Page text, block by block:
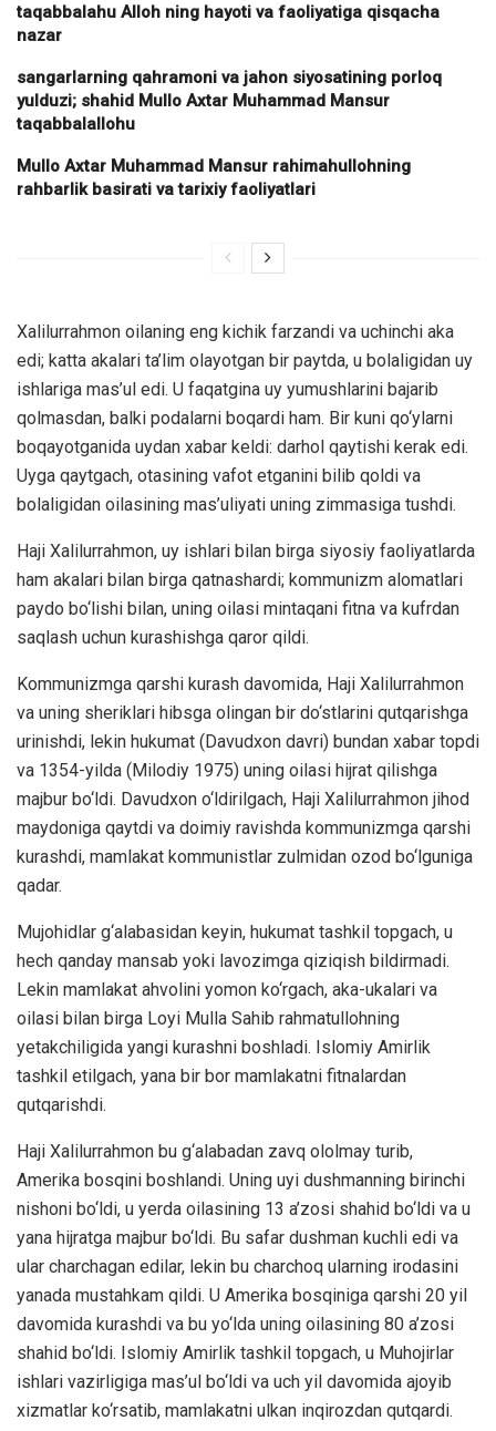
taqabbalahu Alloh ning hayoti va faoliyatiga qisqacha
nazar
sangarlarning qahramoni va jahon siyosatining porloq
yulduzi; shahid Mullo Axtar Muhammad Mansur
taqabbalallohu
Mullo Axtar Muhammad Mansur rahimahullohning
rahbarlik basirati va tarixiy faoliyatlari
Xalilurrahmon oilaning eng kichik farzandi va uchinchi aka
edi; katta akalari ta’lim olayotgan bir paytda, u bolaligidan uy
ishlariga mas’ul edi. U faqatgina uy yumushlarini bajarib
qolmasdan, balki podalarni boqardi ham. Bir kuni qo‘ylarni
boqayotganida uydan xabar keldi: darhol qaytishi kerak edi.
Uyga qaytgach, otasining vafot etganini bilib qoldi va
bolaligidan oilasining mas’uliyati uning zimmasiga tushdi.
Haji Xalilurrahmon, uy ishlari bilan birga siyosiy faoliyatlarda
ham akalari bilan birga qatnashardi; kommunizm alomatlari
paydo bo‘lishi bilan, uning oilasi mintaqani fitna va kufrdan
saqlash uchun kurashishga qaror qildi.
Kommunizmga qarshi kurash davomida, Haji Xalilurrahmon
va uning sheriklari hibsga olingan bir do‘stlarini qutqarishga
urinishdi, lekin hukumat (Davudxon davri) bundan xabar topdi
va 1354-yilda (Milodiy 1975) uning oilasi hijrat qilishga
majbur bo‘ldi. Davudxon o‘ldirilgach, Haji Xalilurrahmon jihod
maydoniga qaytdi va doimiy ravishda kommunizmga qarshi
kurashdi, mamlakat kommunistlar zulmidan ozod bo‘lguniga
qadar.
Mujohidlar g‘alabasidan keyin, hukumat tashkil topgach, u
hech qanday mansab yoki lavozimga qiziqish bildirmadi.
Lekin mamlakat ahvolini yomon ko‘rgach, aka-ukalari va
oilasi bilan birga Loyi Mulla Sahib rahmatullohning
yetakchiligida yangi kurashni boshladi. Islomiy Amirlik
tashkil etilgach, yana bir bor mamlakatni fitnalardan
qutqarishdi.
Haji Xalilurrahmon bu g‘alabadan zavq ololmay turib,
Amerika bosqini boshlandi. Uning uyi dushmanning birinchi
nishoni bo‘ldi, u yerda oilasining 13 a’zosi shahid bo‘ldi va u
yana hijratga majbur bo‘ldi. Bu safar dushman kuchli edi va
ular charchagan edilar, lekin bu charchoq ularning irodasini
yanada mustahkam qildi. U Amerika bosqiniga qarshi 20 yil
davomida kurashdi va bu yo‘lda uning oilasining 80 a’zosi
shahid bo‘ldi. Islomiy Amirlik tashkil topgach, u Muhojirlar
ishlari vazirligiga mas’ul bo‘ldi va uch yil davomida ajoyib
xizmatlar ko‘rsatib, mamlakatni ulkan inqirozdan qutqardi.